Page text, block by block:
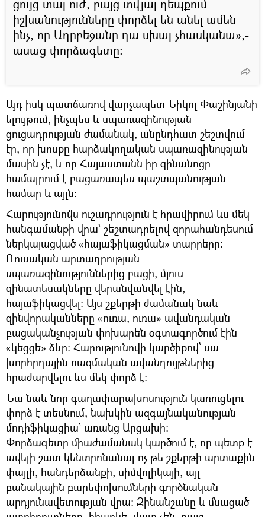
ցույց տալ ուժ, բայց տվյալ դեպքում
իշխանությունները փորձել են անել ամեն
ինչ, որ Ադրբեջանը դա սխալ չհասկանա»,-
ասաց փորձագետը։
Այդ իսկ պատճառով վարչապետ Նիկոլ Փաշինյանի
ելույթում, ինչպես և սպառազինության
ցուցադրության ժամանակ, անընդհատ շեշտվում
էր, որ խոսքը հարձակողական սպառազինության
մասին չէ, և որ Հայաստանն իր զինանոցը
համալրում է բացառապես պաշտպանության
համար և այլն։
Հարությունովն ուշադրություն է հրավիրում ևս մեկ
հանգամանքի վրա՝ շեշտադրելով զորահանդեսում
ներկայացված «հայաֆիկացման» տարրերը։
Ռուսական արտադրության
սպառազինություններից բացի, մյուս
զինատեսակները վերանվանվել էին,
հայաֆիկացվել։ Այս շքերթի ժամանակ նաև
զինվորականները «ուռա, ուռա» ավանդական
բացականչության փոխարեն օգտագործում էին
«կեցցե» ձևը։ Հարությունովի կարծիքով՝ սա
խորհրդային ռազմական ավանդույթներից
հրաժարվելու ևս մեկ փորձ է։
Նա նաև նոր գաղափարախոսություն կառուցելու
փորձ է տեսնում, նախկին ազգայնականության
մոդիֆիկացիա՝ առանց Արցախի։
Փորձագետը միաժամանակ կարծում է, որ պետք է
ավելի շատ կենտրոնանալ ոչ թե շքերթի արտաքին
փայլի, հանդերձանքի, սիմվոլիկայի, այլ
բանակային բարեփոխումների գործնական
արդյունավետության վրա: Զինանշանը և մնացած